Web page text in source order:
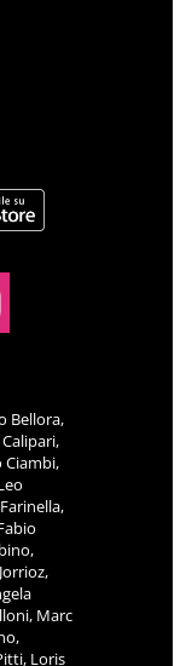
Bellora,
Ciambi,
Marc
Loris